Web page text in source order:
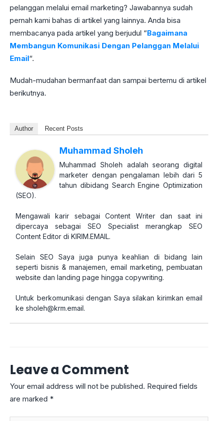
pelanggan melalui email marketing? Jawabannya sudah
pernah kami bahas di artikel yang lainnya. Anda bisa
membacanya pada artikel yang berjudul “Bagaimana
Membangun Komunikasi Dengan Pelanggan Melalui
Email“.
Mudah-mudahan bermanfaat dan sampai bertemu di artikel
berikutnya.
Author Recent Posts
Muhammad Sholeh
Muhammad Sholeh adalah seorang digital
marketer dengan pengalaman lebih dari 5
tahun dibidang Search Engine Optimization
(SEO).
Mengawali karir sebagai Content Writer dan saat ini
dipercaya sebagai SEO Specialist merangkap SEO
Content Editor di KIRIM.EMAIL.
Selain SEO Saya juga punya keahlian di bidang lain
seperti bisnis & manajemen, email marketing, pembuatan
website dan landing page hingga copywriting.
Untuk berkomunikasi dengan Saya silakan kirimkan email
ke sholeh@krm.email.
Leave a Comment
Your email address will not be published. Required fields
are marked *